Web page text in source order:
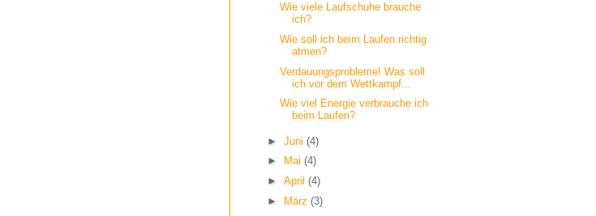
Wie viele Laufschuhe brauche
ich?
Wie soll ich beim Laufen richtig
atmen?
Verdauungsprobleme! Was soll
ich vor dem Wettkampf...
Wie viel Energie verbrauche ich
beim Laufen?
► Juni (4)
►
Mai (4)
► April (4)
►
März (3)